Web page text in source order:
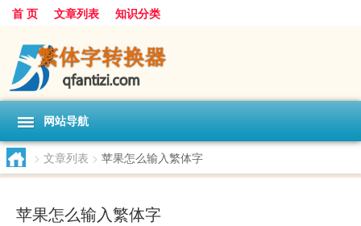
首 页 文章列表 知识分类
网站导航
> 文章列表 > 苹果怎么输入繁体字
苹果怎么输入繁体字